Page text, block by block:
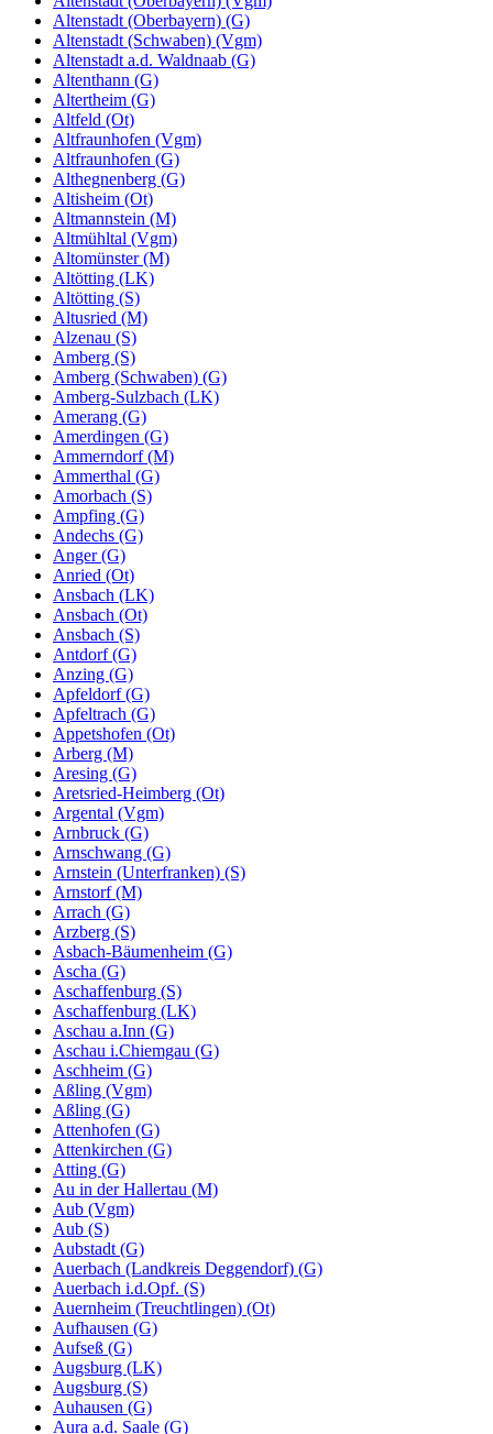
Altenstadt (Oberbayern) (G)
Altenstadt (Schwaben) (Vgm)
Altenstadt a.d. Waldnaab (G)
Altenthann (G)
Altertheim (G)
Altfeld (Ot)
Altfraunhofen (Vgm)
Altfraunhofen (G)
Althegnenberg (G)
Altisheim (Ot)
Altmannstein (M)
Altmühltal (Vgm)
Altomünster (M)
Altötting (LK)
Altötting (S)
Altusried (M)
Alzenau (S)
Amberg (S)
Amberg (Schwaben) (G)
Amberg-Sulzbach (LK)
Amerang (G)
Amerdingen (G)
Ammerndorf (M)
Ammerthal (G)
Amorbach (S)
Ampfing (G)
Andechs (G)
Anger (G)
Anried (Ot)
Ansbach (LK)
Ansbach (Ot)
Ansbach (S)
Antdorf (G)
Anzing (G)
Apfeldorf (G)
Apfeltrach (G)
Appetshofen (Ot)
Arberg (M)
Aresing (G)
Aretsried-Heimberg (Ot)
Argental (Vgm)
Arnbruck (G)
Arnschwang (G)
Arnstein (Unterfranken) (S)
Arnstorf (M)
Arrach (G)
Arzberg (S)
Asbach-Bäumenheim (G)
Ascha (G)
Aschaffenburg (S)
Aschaffenburg (LK)
Aschau a.Inn (G)
Aschau i.Chiemgau (G)
Aschheim (G)
Aßling (Vgm)
Aßling (G)
Attenhofen (G)
Attenkirchen (G)
Atting (G)
Au in der Hallertau (M)
Aub (Vgm)
Aub (S)
Aubstadt (G)
Auerbach (Landkreis Deggendorf) (G)
Auerbach i.d.Opf. (S)
Auernheim (Treuchtlingen) (Ot)
Aufhausen (G)
Aufseß (G)
Augsburg (LK)
Augsburg (S)
Auhausen (G)
Aura a.d. Saale (G)